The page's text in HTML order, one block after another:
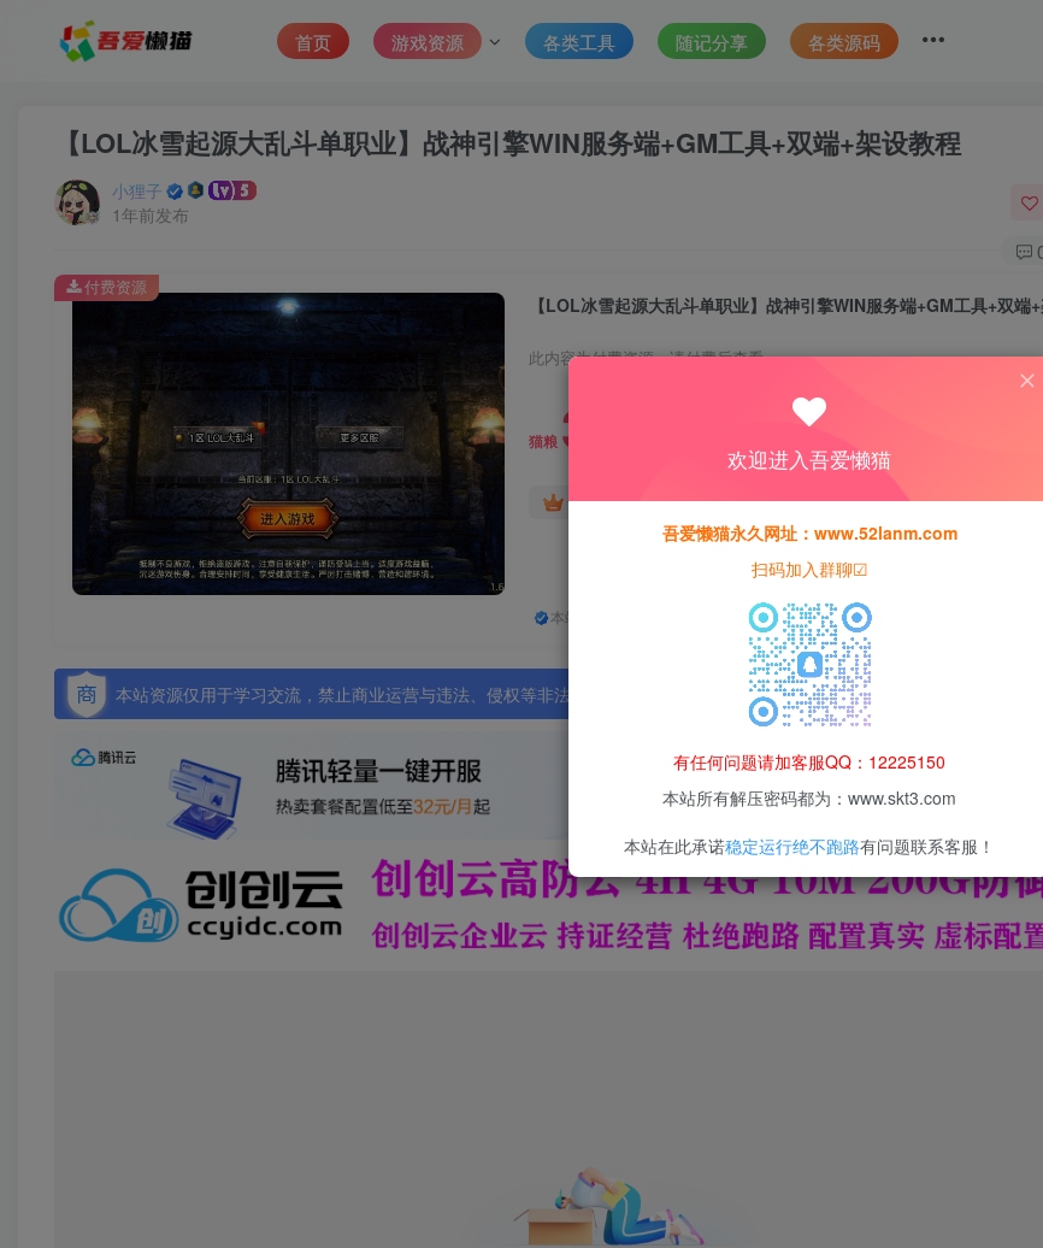
首页 游戏资源 各类工具 随记分享 各类源码
【LOL冰雪起源大乱斗单职业】战神引擎WIN服务端+GM工具+双端+架设教程
小狸子
1年前发布
【LOL冰雪起源大乱斗单职业】战神引擎WIN服务端+GM工具+双端
此内容为付费资源，请付费后查看
猫粮 30
黄金会员猫粮15 钻石会员免费
本站所有资源均为网络收集整理而来，仅供学习研究使用，请在下载后24h内
付费资源
本站资源仅用于学习交流，禁止商业运营与违法、侵权等非法行为；资源下载后请于 24 小时内删除，违规后果由使用者自行
欢迎进入吾爱懒猫
吾爱懒猫永久网址：www.52lanm.com
扫码加入群聊☑
有任何问题请加客服QQ：12225150
本站所有解压密码都为：www.skt3.com
本站在此承诺稳定运行绝不跑路有问题联系客服！